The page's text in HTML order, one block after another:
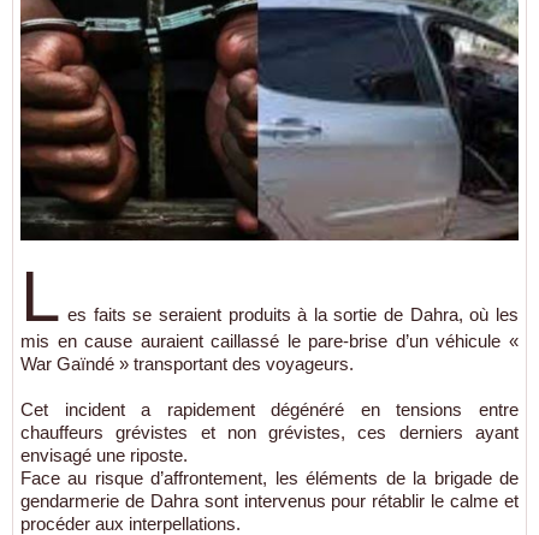
L es faits se seraient produits à la sortie de Dahra, où les
mis en cause auraient caillassé le pare-brise d’un véhicule «
War Gaïndé » transportant des voyageurs.
Cet incident a rapidement dégénéré en tensions entre
chauffeurs grévistes et non grévistes, ces derniers ayant
envisagé une riposte.
Face au risque d’affrontement, les éléments de la brigade de
gendarmerie de Dahra sont intervenus pour rétablir le calme et
procéder aux interpellations.